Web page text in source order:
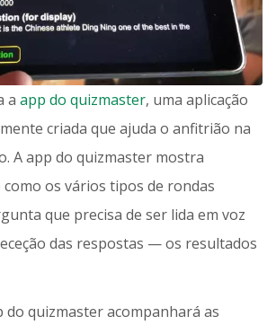
a app do quizmaster, uma aplicação
criada que ajuda o anfitrião na
A app do quizmaster mostra
os vários tipos de rondas
que precisa de ser lida em voz
das respostas — os resultados
do quizmaster acompanhará as